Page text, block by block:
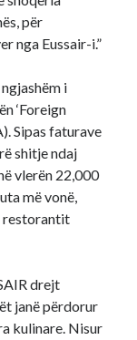
për
nga Eussair-i.”
i
‘Foreign
Sipas faturave
shitje ndaj
vlerën 22,000
më vonë,
restorantit
drejt
janë përdorur
kulinare. Nisur